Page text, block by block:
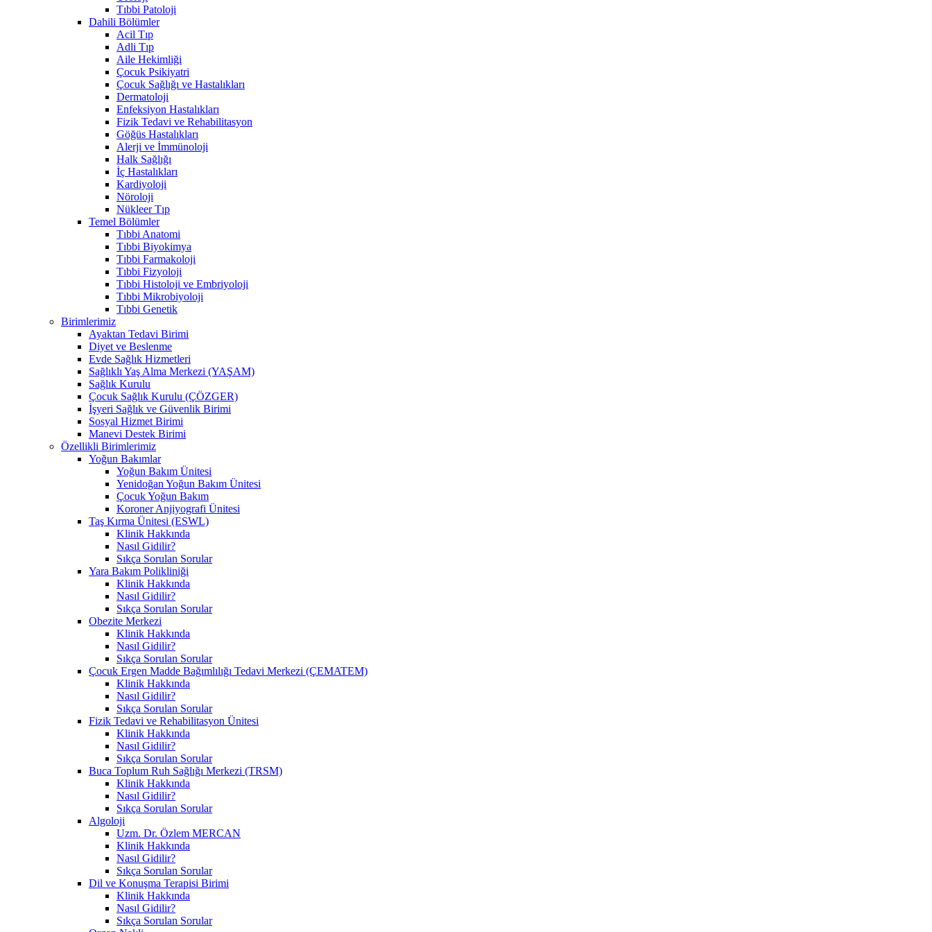
Tıbbi Patoloji
Dahili Bölümler
Acil Tıp
Adli Tıp
Aile Hekimliği
Çocuk Psikiyatri
Çocuk Sağlığı ve Hastalıkları
Dermatoloji
Enfeksiyon Hastalıkları
Fizik Tedavi ve Rehabilitasyon
Göğüs Hastalıkları
Alerji ve İmmünoloji
Halk Sağlığı
İç Hastalıkları
Kardiyoloji
Nöroloji
Nükleer Tıp
Temel Bölümler
Tıbbi Anatomi
Tıbbi Biyokimya
Tıbbi Farmakoloji
Tıbbi Fizyoloji
Tıbbi Histoloji ve Embriyoloji
Tıbbi Mikrobiyoloji
Tıbbi Genetik
Birimlerimiz
Ayaktan Tedavi Birimi
Diyet ve Beslenme
Evde Sağlık Hizmetleri
Sağlıklı Yaş Alma Merkezi (YAŞAM)
Sağlık Kurulu
Çocuk Sağlık Kurulu (ÇÖZGER)
İşyeri Sağlık ve Güvenlik Birimi
Sosyal Hizmet Birimi
Manevi Destek Birimi
Özellikli Birimlerimiz
Yoğun Bakımlar
Yoğun Bakım Ünitesi
Yenidoğan Yoğun Bakım Ünitesi
Çocuk Yoğun Bakım
Koroner Anjiyografi Ünitesi
Taş Kırma Ünitesi (ESWL)
Klinik Hakkında
Nasıl Gidilir?
Sıkça Sorulan Sorular
Yara Bakım Polikliniği
Klinik Hakkında
Nasıl Gidilir?
Sıkça Sorulan Sorular
Obezite Merkezi
Klinik Hakkında
Nasıl Gidilir?
Sıkça Sorulan Sorular
Çocuk Ergen Madde Bağımlılığı Tedavi Merkezi (ÇEMATEM)
Klinik Hakkında
Nasıl Gidilir?
Sıkça Sorulan Sorular
Fizik Tedavi ve Rehabilitasyon Ünitesi
Klinik Hakkında
Nasıl Gidilir?
Sıkça Sorulan Sorular
Buca Toplum Ruh Sağlığı Merkezi (TRSM)
Klinik Hakkında
Nasıl Gidilir?
Sıkça Sorulan Sorular
Algoloji
Uzm. Dr. Özlem MERCAN
Klinik Hakkında
Nasıl Gidilir?
Sıkça Sorulan Sorular
Dil ve Konuşma Terapisi Birimi
Klinik Hakkında
Nasıl Gidilir?
Sıkça Sorulan Sorular